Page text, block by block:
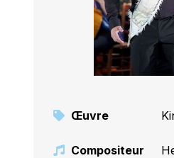
Œuvre
Compositeur